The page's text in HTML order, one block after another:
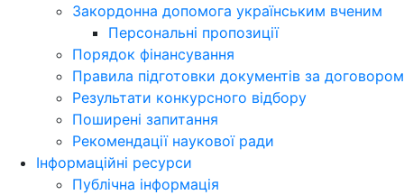
Закордонна допомога українським вченим
Персональні пропозиції
Порядок фінансування
Правила підготовки документів за договором
Результати конкурсного відбору
Поширені запитання
Рекомендації наукової ради
Інформаційні ресурси
Публічна інформація